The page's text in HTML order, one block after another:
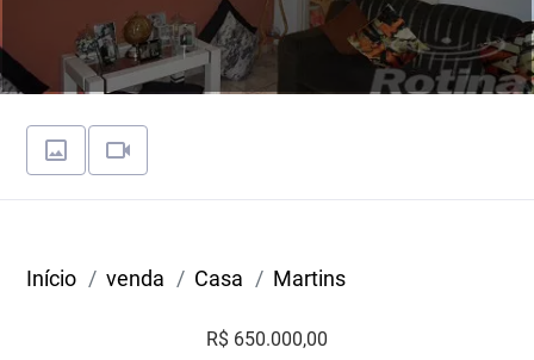
Início venda Casa Martins
R$ 650.000,00